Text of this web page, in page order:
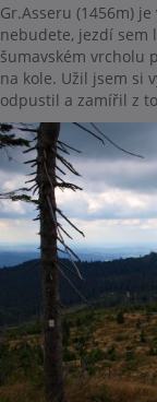
Gr.Asseru (1456m)
nebudete, jezdí sem
šumavském vrcholu
na kole. Užil jsem si
odpustil a zamířil z